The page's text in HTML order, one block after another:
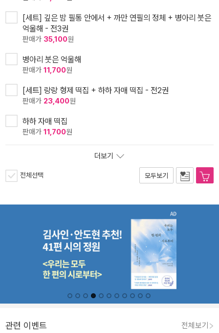
[세트] 깊은 밤 필통 안에서 + 까만 연필의 정체 + 병아리 붓은
억울해 - 전3권
판매가 35,100원
병아리 붓은 억울해
판매가 11,700원
[세트] 랑랑 형제 떡집 + 하하 자매 떡집 - 전2권
판매가 23,400원
하하 자매 떡집
판매가 11,700원
더보기
전체선택 모두보기
관련 이벤트 전체보기